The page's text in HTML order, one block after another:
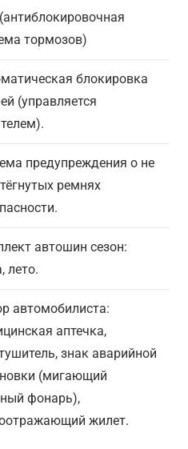
тормозов)
блокировка
(управляется
предупреждения о не
ремнях
автошин сезон:
лето.
автомобилиста:
аптечка,
знак аварийной
(мигающий
фонарь),
жилет.